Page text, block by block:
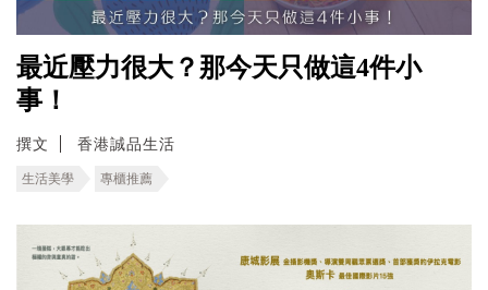
最近壓力很大？那今天只做這4件小
事！
撰文 香港誠品生活
生活美學 專櫃推薦